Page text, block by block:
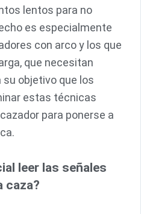
lentos para no
es especialmente
con arco y los que
que necesitan
objetivo que los
estas técnicas
para ponerse a
leer las señales
caza?